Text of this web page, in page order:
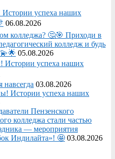
успеха наших
06.08.2026
колледжа? 🤔🎯 Приходи в
колледж и будь
05.08.2026
Истории успеха наших
навсегда 03.08.2026
Истории успеха наших
Пензенского
колледжа стали частью
— мероприятия
Индилайта»! 🤩 03.08.2026